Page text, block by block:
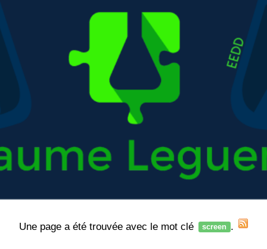
Une page a été trouvée avec le mot clé screen .